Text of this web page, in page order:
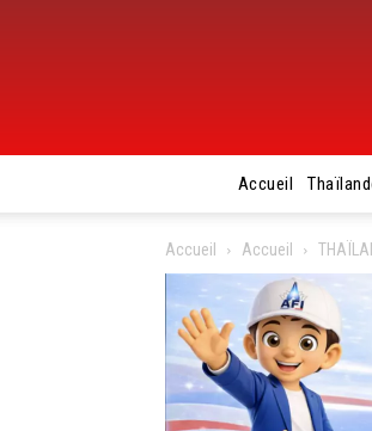
Accueil
Accueil Accueil